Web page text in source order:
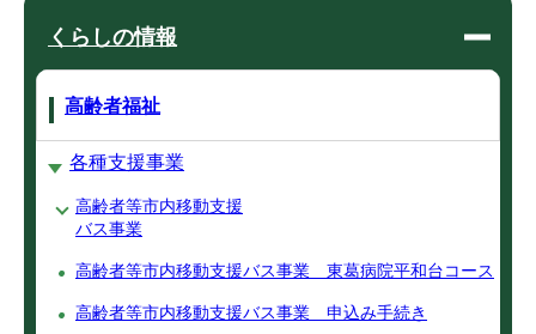
くらしの情報
高齢者福祉
各種支援事業
高齢者等市内移動支援
バス事業
高齢者等市内移動支援バス事業 東葛病院平和台コース
高齢者等市内移動支援バス事業 申込み手続き